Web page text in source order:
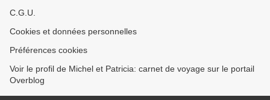
C.G.U.
Cookies et données personnelles
Préférences cookies
Voir le profil de Michel et Patricia: carnet de voyage sur le portail
Overblog